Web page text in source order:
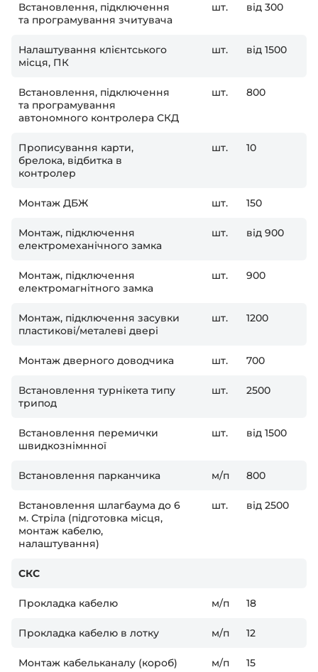
Встановлення, підключення
та програмування зчитувача
шт. від 300
Налаштування клієнтського
місця, ПК
шт. від 1500
Встановлення, підключення
та програмування
автономного контролера СКД
шт. 800
Прописування карти,
брелока, відбитка в
контролер
шт. 10
Монтаж ДБЖ шт. 150
Монтаж, підключення
електромеханічного замка
шт. від 900
Монтаж, підключення
електромагнітного замка
шт. 900
Монтаж, підключення засувки
пластикові/металеві двері
шт. 1200
Монтаж дверного доводчика шт. 700
Встановлення турнікета типу
трипод
шт. 2500
Встановлення перемички
швидкознімнної
шт. від 1500
Встановлення парканчика м/п 800
Встановлення шлагбаума до 6
м. Стріла (підготовка місця,
монтаж кабелю,
налаштування)
шт. від 2500
СКС
Прокладка кабелю м/п 18
Прокладка кабелю в лотку м/п 12
Монтаж кабельканалу (короб) м/п 15